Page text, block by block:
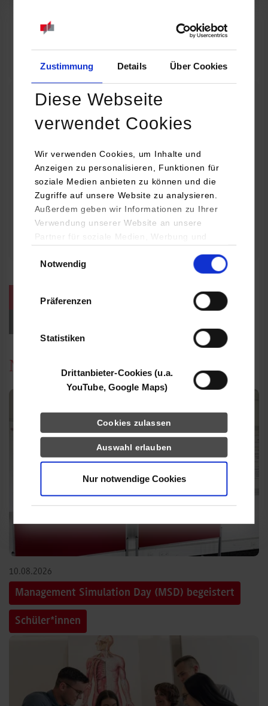
Zustimmung Details Über Cookies
Diese Webseite
verwendet Cookies
Wir verwenden Cookies, um Inhalte und
Anzeigen zu personalisieren, Funktionen für
soziale Medien anbieten zu können und die
Zugriffe auf unsere Website zu analysieren.
Außerdem geben wir Informationen zu Ihrer
Verwendung unserer Website an unsere
Partner für soziale Medien, Werbung und
YouTube, Google Maps) führen diese
Daten zusammen, die Sie ihnen bereitgestellt
haben oder die sie im Rahmen Ihrer Nutzung
Notwendig
Präferenzen
Statistiken
Drittanbieter-Cookies (u.a.
YouTube, Google Maps)
Cookies zulassen
Auswahl erlauben
Nur notwendige Cookies
Online INDIS-Infoveranstaltung für Studierende
Zum Event
Technologietag: Clean Urban Transportation –
nachhaltige Mobilität im (sub)urbanen Umfeld
16.09.2026 - 17.09.2026
Im Mittelpunkt stehen elektrische Antriebe, moderne
Batterietechnologien und innovative Fahrzeugkonzepte für
nachhaltige Mobilität in Stadt und…
weitere Veranstaltungen / Termine
News
10.08.2026
Management Simulation Day (MSD) begeistert
Schüler*innen